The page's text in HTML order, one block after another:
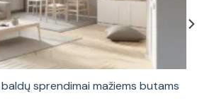
sprendimai mažiems butams